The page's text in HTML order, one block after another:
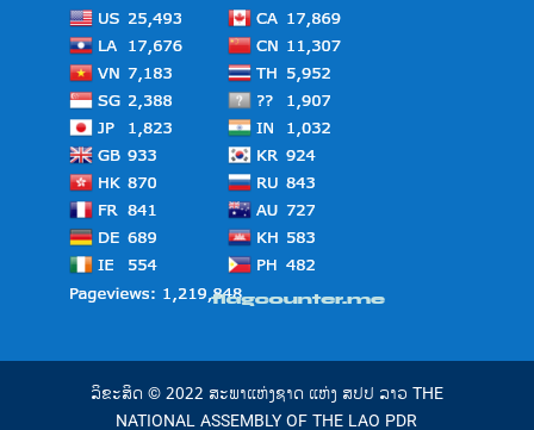
ລິຂະສິດ © 2022 ສະພາແຫ່ງຊາດ ແຫ່ງ ສປປ ລາວ THE
NATIONAL ASSEMBLY OF THE LAO PDR